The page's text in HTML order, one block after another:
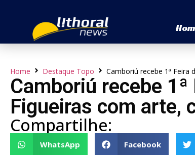
Home Destaque Topo Camboriú recebe 1ª Feira
Camboriú recebe
Figueiras com arte,
Compartilhe:
WhatsApp Facebook